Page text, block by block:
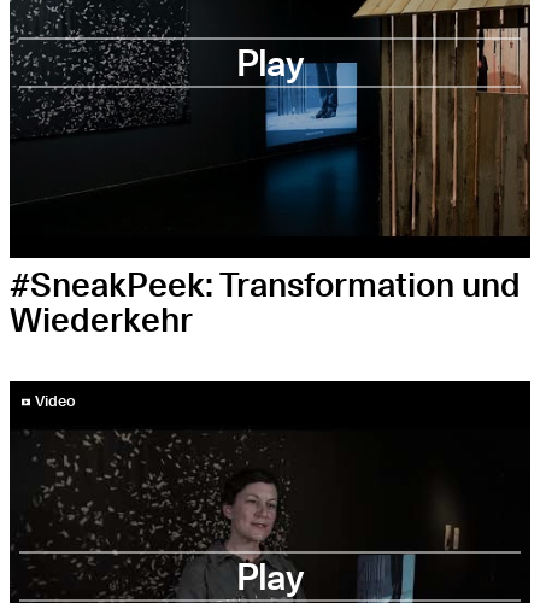
Play
#SneakPeek: Transformation und
Wiederkehr
YouTube-Video abspielen
Video
Play